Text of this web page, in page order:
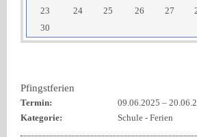
23
24 25 26 27
30
Pfingstferien
Termin: 09.06.2025 –
Kategorie:
Schule - Ferien